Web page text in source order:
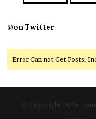
@on Twitter
Error Can not Get Posts,
© Copyright 2026, Tous